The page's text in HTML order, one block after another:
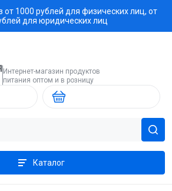
1000 рублей для физических лиц, от
для юридических лиц
Интернет-магазин продуктов
питания оптом и в розницу
Каталог